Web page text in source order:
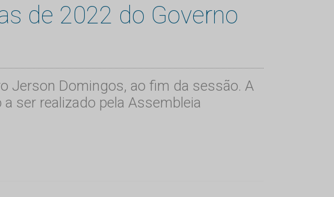
de 2022 do Governo
Jerson Domingos, ao fim da sessão. A
ser realizado pela Assembleia